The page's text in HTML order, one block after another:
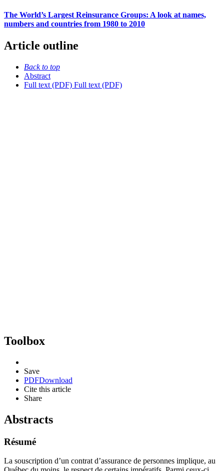
The World’s Largest Reinsurance Groups: A look at names,
numbers and countries from 1980 to 2010
Article outline
Back to top
Abstract
Full text (PDF) Full text (PDF)
Toolbox
Save
PDFDownload
Cite this article
Share
Abstracts
Résumé
La souscription d’un contrat d’assurance de personnes implique, au